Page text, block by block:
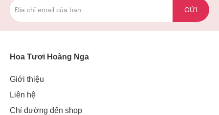
GỬI
Hoa Tươi Hoàng Nga
Giới thiệu
Liên hệ
Chỉ đường đến shop